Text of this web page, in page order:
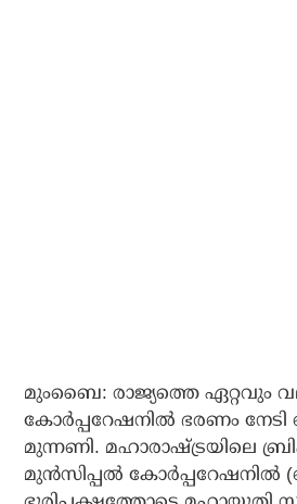
മുംബൈ: രാജ്യത്തെ ഏറ്റവും
കോര്‍പ്പറേഷനില്‍ ഭരണം നേടി
മുന്നണി. മഹാരാഷ്ട്രയിലെ
മുന്‍സിപ്പല്‍ കോര്‍പ്പറേഷനില്‍